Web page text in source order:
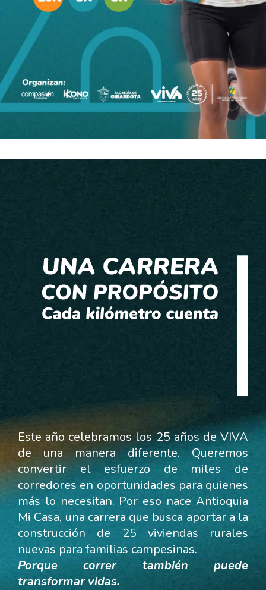
Este año celebramos los 25 años de VIVA
de una manera diferente. Queremos
convertir el esfuerzo de miles de
corredores en oportunidades para quienes
más lo necesitan. Por eso nace Antioquia
Mi Casa, una carrera que busca aportar a la
construcción de 25 viviendas rurales
nuevas para familias campesinas.
Porque correr también puede
transformar vidas.